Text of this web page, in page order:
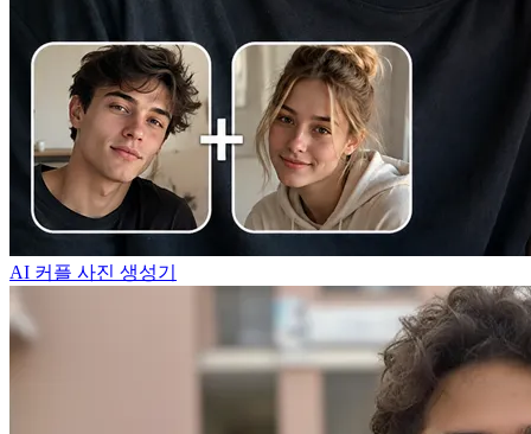
AI 커플 사진 생성기